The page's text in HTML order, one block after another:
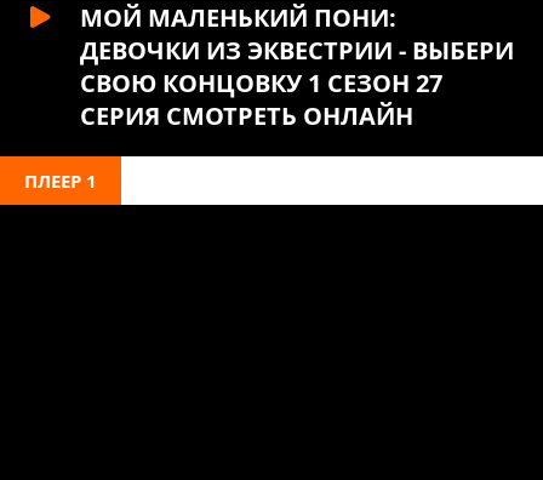
МОЙ МАЛЕНЬКИЙ ПОНИ:
ДЕВОЧКИ ИЗ ЭКВЕСТРИИ - ВЫБЕРИ
СВОЮ КОНЦОВКУ 1 СЕЗОН 27
СЕРИЯ СМОТРЕТЬ ОНЛАЙН
ПЛЕЕР 1